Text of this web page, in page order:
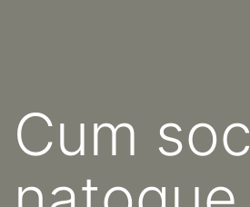
Cum